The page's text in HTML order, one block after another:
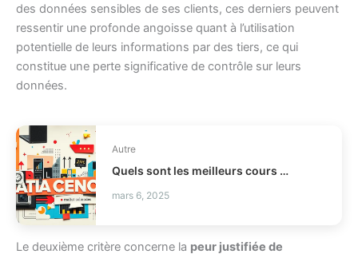
des données sensibles de ses clients, ces derniers peuvent
ressentir une profonde angoisse quant à l’utilisation
potentielle de leurs informations par des tiers, ce qui
constitue une perte significative de contrôle sur leurs
données.
Autre
Quels sont les meilleurs cours de Data Science en 2025 ?
mars 6, 2025
Le deuxième critère concerne la peur justifiée de